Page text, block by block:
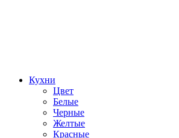
Кухни
Цвет
Белые
Черные
Желтые
Красные